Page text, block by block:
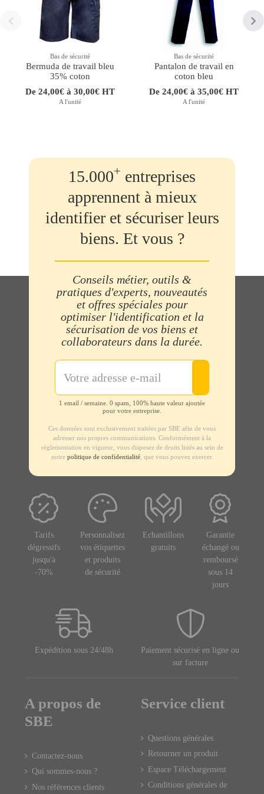
Bas de sécurité
Bermuda de travail bleu
35% coton
De 24,00€ à 30,00€ HT
A l'unité
Bas de sécurité
Pantalon de travail en
coton bleu
De 24,00€ à 35,00€ HT
A l'unité
15.000+ entreprises
apprennent à mieux
identifier et sécuriser leurs
biens. Et vous ?
Conseils métier, outils &
pratiques d'experts, nouveautés
et offres spéciales pour
optimiser l'identification et la
sécurisation de vos biens et
collaborateurs dans la durée.
1 email / semaine. 0 spam, 100% haute valeur ajoutée
pour votre entreprise.
Ces données sont exclusivement traitées par SBE afin de vous
adresser nos propres communications. Conformément à la
règlementation en vigueur, vous disposez de droits listés au sein de
notre politique de confidentialité, que vous pouvez exercer.
Tarifs
dégressifs
jusqu'à
-70%
Personnalisez
vos étiquettes
et produits
de sécurité
Echantillons
gratuits
Garantie
échangé ou
remboursé
sous 14
jours
Expédition sous 24/48h
Paiement sécurisé en ligne ou
sur facture
A propos de
SBE
Contactez-nous
Qui sommes-nous ?
Nos références clients
Service client
Questions générales
Retourner un produit
Espace Téléchargement
Conditions générales de